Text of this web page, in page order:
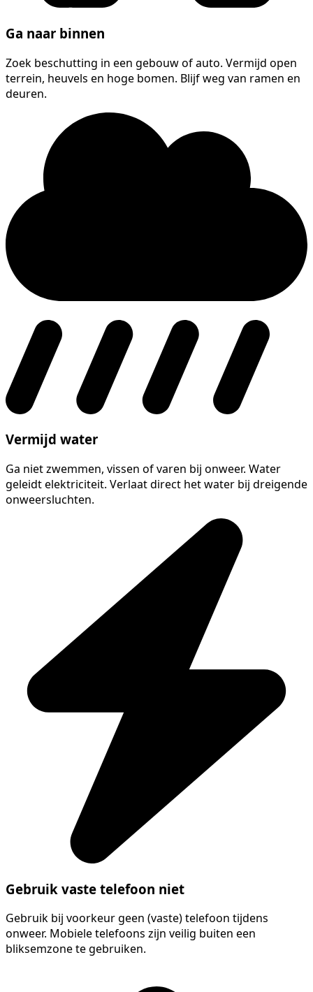
Ga naar binnen
Zoek beschutting in een gebouw of auto. Vermijd open
terrein, heuvels en hoge bomen. Blijf weg van ramen en
deuren.
Vermijd water
Ga niet zwemmen, vissen of varen bij onweer. Water
geleidt elektriciteit. Verlaat direct het water bij dreigende
onweersluchten.
Gebruik vaste telefoon niet
Gebruik bij voorkeur geen (vaste) telefoon tijdens
onweer. Mobiele telefoons zijn veilig buiten een
bliksemzone te gebruiken.